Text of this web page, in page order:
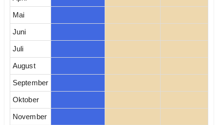
Mai
Juni
Juli
August
September
Oktober
November